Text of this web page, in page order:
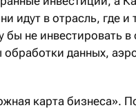
идут в отрасль, где и
не инвестировать в
данных,
карта бизнеса».